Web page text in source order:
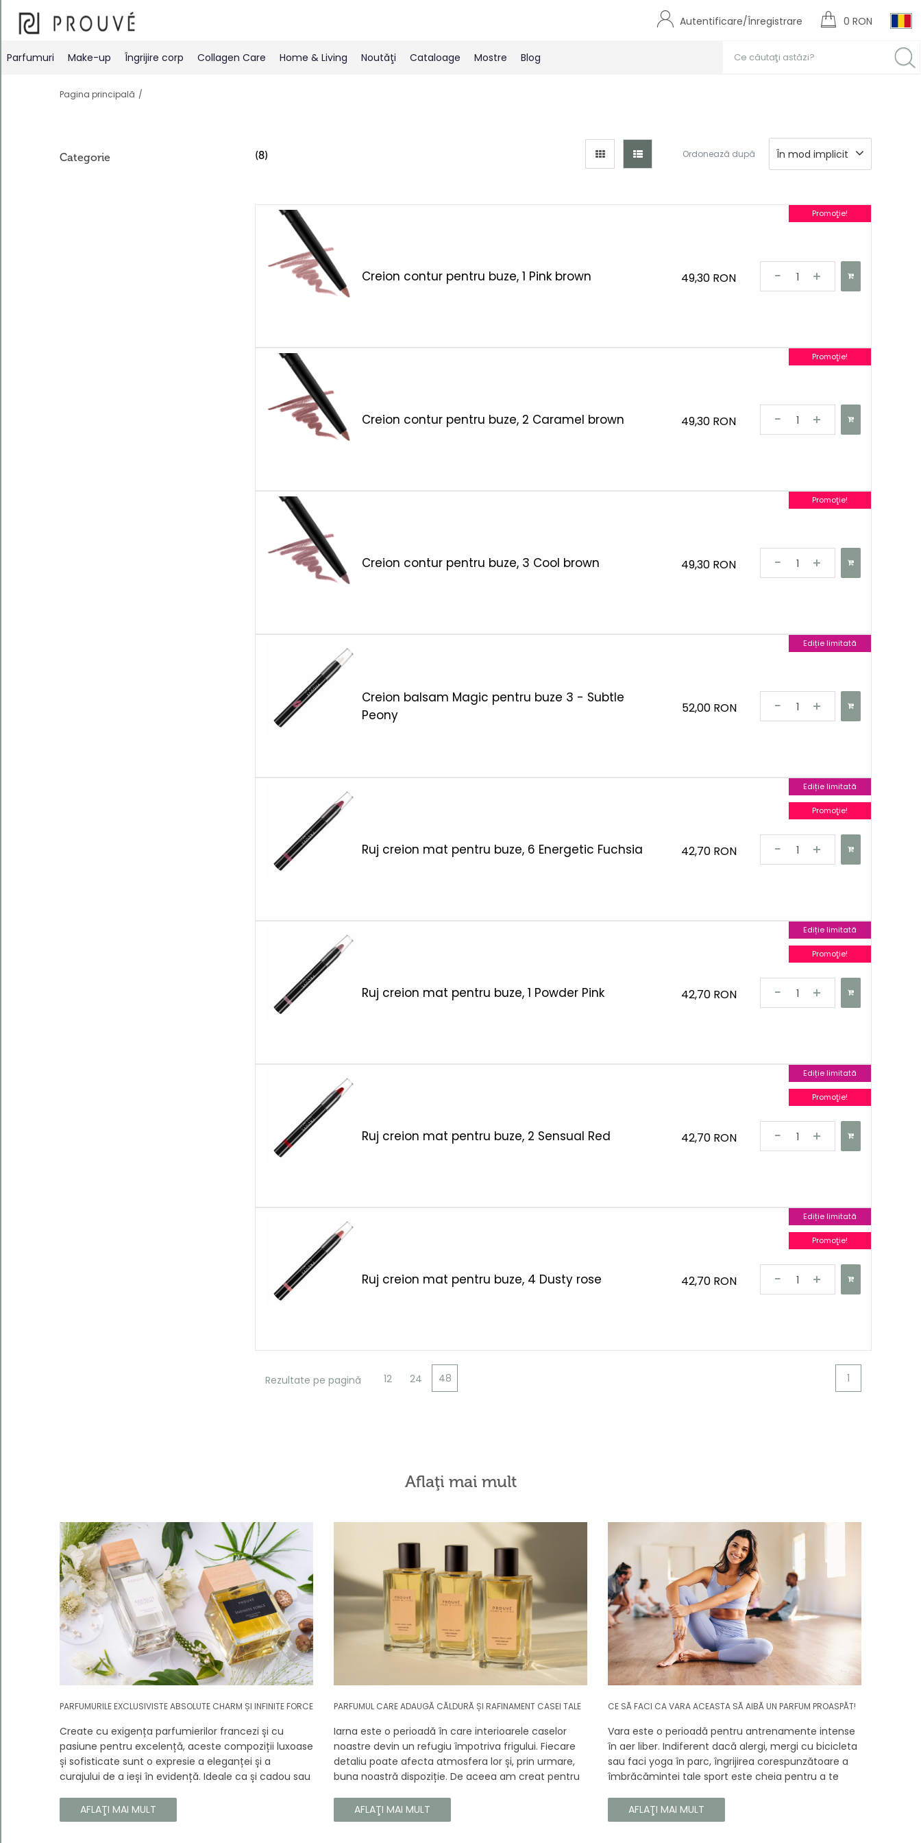
Autentificare/Înregistrare 0 RON
Parfumuri Make-up Îngrijire corp Collagen Care Home & Living Noutăţi Cataloage Mostre Blog
Pagina principală
Categorie (8) Ordonează după În mod implicit
Promoţie!
Creion contur pentru buze, 1 Pink brown 49,30 RON
Promoţie!
Creion contur pentru buze, 2 Caramel brown 49,30 RON
Promoţie!
Creion contur pentru buze, 3 Cool brown 49,30 RON
Ediție limitată
Creion balsam Magic pentru buze 3 - Subtle
Peony
52,00 RON
Ediție limitată
Promoţie!
Ruj creion mat pentru buze, 6 Energetic Fuchsia 42,70 RON
Ediție limitată
Promoţie!
Ruj creion mat pentru buze, 1 Powder Pink 42,70 RON
Ediție limitată
Promoţie!
Ruj creion mat pentru buze, 2 Sensual Red 42,70 RON
Ediție limitată
Promoţie!
Ruj creion mat pentru buze, 4 Dusty rose 42,70 RON
Rezultate pe pagină 12 24 48 1
Filtre
Aflaţi mai mult
PARFUMURILE EXCLUSIVISTE ABSOLUTE CHARM ȘI INFINITE FORCE
Create cu exigența parfumierilor francezi și cu
pasiune pentru excelență, aceste compoziții luxoase
și sofisticate sunt o expresie a eleganței și a
curajului de a ieși în evidență. Ideale ca și cadou sau
parfumuri sunt dedicate celor care doresc să atragă
atenția și să emane un caracter unic și puternic.
AFLAŢI MAI MULT
PARFUMUL CARE ADAUGĂ CĂLDURĂ ȘI RAFINAMENT CASEI TALE
Iarna este o perioadă în care interioarele caselor
noastre devin un refugiu împotriva frigului. Fiecare
detaliu poate afecta atmosfera lor și, prin urmare,
buna noastră dispoziție. De aceea am creat pentru
limitată, care va învălui fiecare colț al casei tale cu
căldura și magia aromelor de iarnă. Noua noastră
AFLAŢI MAI MULT
CE SĂ FACI CA VARA ACEASTA SĂ AIBĂ UN PARFUM PROASPĂT!
Vara este o perioadă pentru antrenamente intense
în aer liber. Indiferent dacă alergi, mergi cu bicicleta
sau faci yoga în parc, îngrijirea corespunzătoare a
îmbrăcămintei tale sport este cheia pentru a te
acest articol, vă vom spune cum să vă îngrijiți
corect îmbrăcămintea sport, astfel încât să își
AFLAŢI MAI MULT